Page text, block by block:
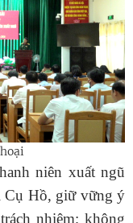
niên xuất ngũ
Cụ Hồ, giữ vững ý
nhiệm; không